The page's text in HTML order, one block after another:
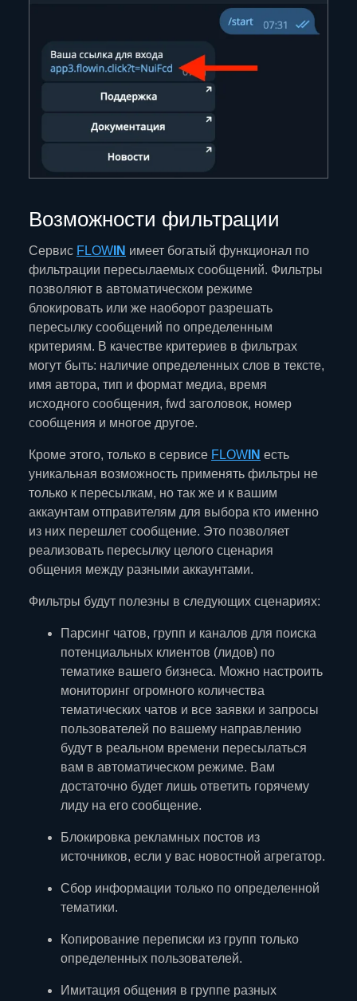
Возможности фильтрации
Сервис FLOW IN имеет богатый функционал по
фильтрации пересылаемых сообщений. Фильтры
позволяют в автоматическом режиме
блокировать или же наоборот разрешать
пересылку сообщений по определенным
критериям. В качестве критериев в фильтрах
могут быть: наличие определенных слов в тексте,
имя автора, тип и формат медиа, время
исходного сообщения, fwd заголовок, номер
сообщения и многое другое.
Кроме этого, только в сервисе FLOW IN есть
уникальная возможность применять фильтры не
только к пересылкам, но так же и к вашим
аккаунтам отправителям для выбора кто именно
из них перешлет сообщение. Это позволяет
реализовать пересылку целого сценария
общения между разными аккаунтами.
Фильтры будут полезны в следующих сценариях:
Парсинг чатов, групп и каналов для поиска
потенциальных клиентов (лидов) по
тематике вашего бизнеса. Можно настроить
мониторинг огромного количества
тематических чатов и все заявки и запросы
пользователей по вашему направлению
будут в реальном времени пересылаться
вам в автоматическом режиме. Вам
достаточно будет лишь ответить горячему
лиду на его сообщение.
Блокировка рекламных постов из
источников, если у вас новостной агрегатор.
Сбор информации только по определенной
тематики.
Копирование переписки из групп только
определенных пользователей.
Имитация общения в группе разных